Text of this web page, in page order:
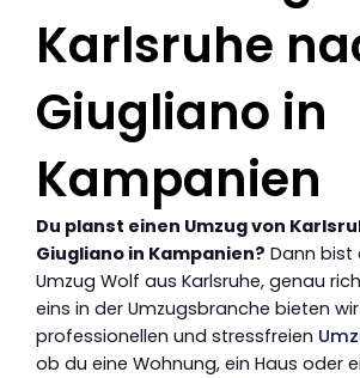
Karlsruhe
Giugliano in
Kampanien
Du planst einen Umzug von
Giugliano in Kampanien? Dann bist
Umzug Wolf aus Karlsruhe, genau
eins in der Umzugsbranche bieten
professionellen und stressfreien
ob du eine Wohnung, ein Haus oder